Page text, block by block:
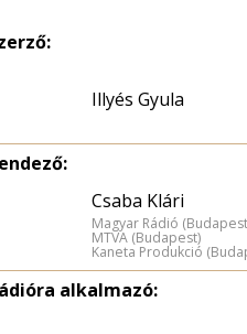
Illyés Gyula
Csaba Klári
Magyar Rádió
MTVA (Budapest)
Kaneta Produkció
alkalmazó: